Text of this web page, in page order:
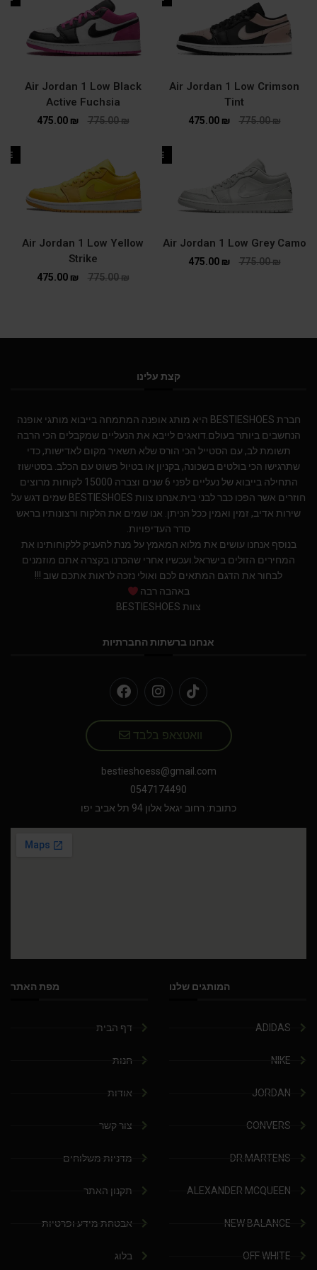
Air Jordan 1 Low Crimson
Tint
775.00₪
475.00 ₪
Air Jordan 1 Low Black
Active Fuchsia
775.00₪
475.00 ₪
SALE
Air Jordan 1 Low Grey Camo
775.00₪
475.00 ₪
Air Jordan 1 Low Yellow
Strike
775.00₪
475.00 ₪
קצת עלינו
חברת BESTIESHOES היא מותג אופנה המתמחה בייבוא מותגי אופנה
הנחשבים ביותר בעולם.דואגים לייבא את הנעליים שמקבלים הכי הרבה
תשומת לב, עם הסטייל הכי הורס שלא תשאיר מקום לאדישות, כדי
שתרגישו הכי בולטים בשכונה, בקניון או בטיול פשוט עם הכלב. בסטישוז
התחילה בייבוא של נעליים לפני 6 שנים וצברה 15000 לקוחות מרוצים
חוזרים אשר הפכו כבר לבני בית.אנחנו צוות BESTIESHOES שמים דגש על
שירות אדיב, זמין ואמין ככל הניתן. אנו שמים את הלקוח ורצונותיו בראש
סדר העדיפויות.
בנוסף אנחנו עושים את מלוא המאמץ על מנת להעניק ללקוחותינו את
המחירים הזולים בישראל.ועכשיו אחרי שהכרנו בקצרה אתם מוזמנים
לבחור את הדגם המתאים לכם ואולי נזכה לראות אתכם שוב !!!
באהבה רבה
צוות BESTIESHOES
אנחנו ברשתות החברתיות
וואטצאפ בלבד
bestieshoess@gmail.com
0547174490
כתובת: רחוב יגאל אלון 94 תל אביב יפו
המותגים שלנו
ADIDAS
NIKE
JORDAN
CONVERS
DR.MARTENS
ALEXANDER MCQUEEN
NEW BALANCE
OFF WHITE
מפת האתר
דף הבית
חנות
אודות
צור קשר
מדניות משלוחים
תקנון האתר
אבטחת מידע ופרטיות
בלוג